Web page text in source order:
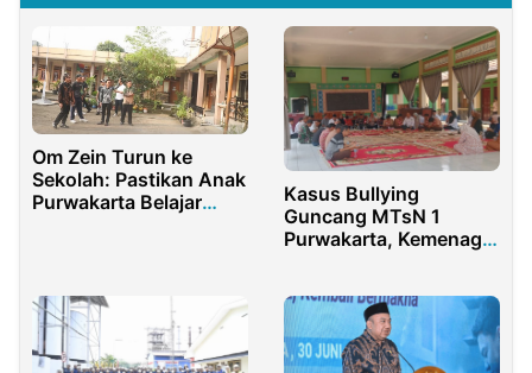
Om Zein Turun ke
Sekolah: Pastikan Anak
Purwakarta Belajar
Kasus Bullying
Guncang MTsN 1
Purwakarta, Kemenag
Islah di Asrama